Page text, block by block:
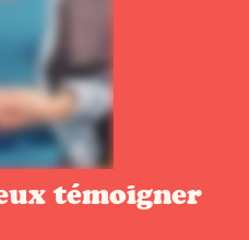
témoigner